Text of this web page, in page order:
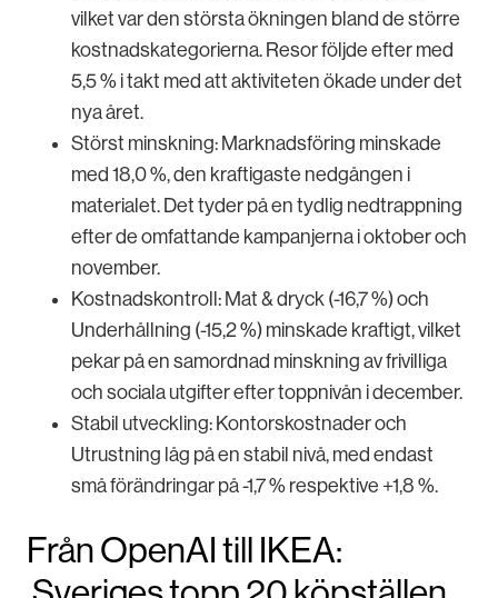
vilket var den största ökningen bland de större
kostnadskategorierna. Resor följde efter med
5,5 % i takt med att aktiviteten ökade under det
nya året.
Störst minskning: Marknadsföring minskade
med 18,0 %, den kraftigaste nedgången i
materialet. Det tyder på en tydlig nedtrappning
efter de omfattande kampanjerna i oktober och
november.
Kostnadskontroll: Mat & dryck (-16,7 %) och
Underhållning (-15,2 %) minskade kraftigt, vilket
pekar på en samordnad minskning av frivilliga
och sociala utgifter efter toppnivån i december.
Stabil utveckling: Kontorskostnader och
Utrustning låg på en stabil nivå, med endast
små förändringar på -1,7 % respektive +1,8 %.
Från OpenAI till IKEA: